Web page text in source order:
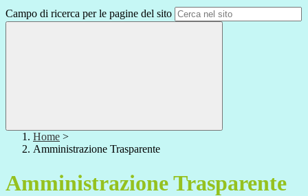
Campo di ricerca per le pagine del sito
Home >
Amministrazione Trasparente
Amministrazione Trasparente